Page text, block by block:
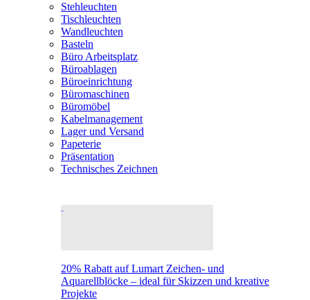
Stehleuchten
Tischleuchten
Wandleuchten
Basteln
Büro Arbeitsplatz
Büroablagen
Büroeinrichtung
Büromaschinen
Büromöbel
Kabelmanagement
Lager und Versand
Papeterie
Präsentation
Technisches Zeichnen
20% Rabatt auf Lumart Zeichen- und
Aquarellblöcke – ideal für Skizzen und kreative
Projekte